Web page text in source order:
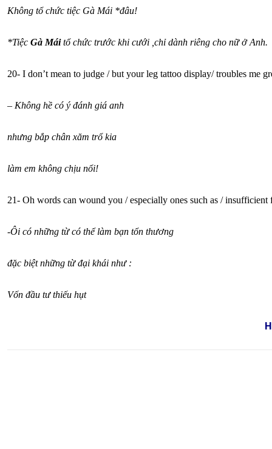
Không tổ chức tiệc Gà Mái *đâu!
*Tiệc Gà Máitổ chức trước khi cưới ,chỉ dành riêng cho nữ ở Anh.
20- I don’t mean to judge / but your leg tattoo display/ troubles me
– Không hề có ý đánh giá anh
nhưng bắp chân xăm trổ kia
làm em không chịu nổi!
21- Oh words can wound you / especially ones such as / insufficient
-Ôi có những từ có thể làm bạn tổn thương
đặc biệt những từ đại khái như :
Vốn đầu tư thiếu hụt